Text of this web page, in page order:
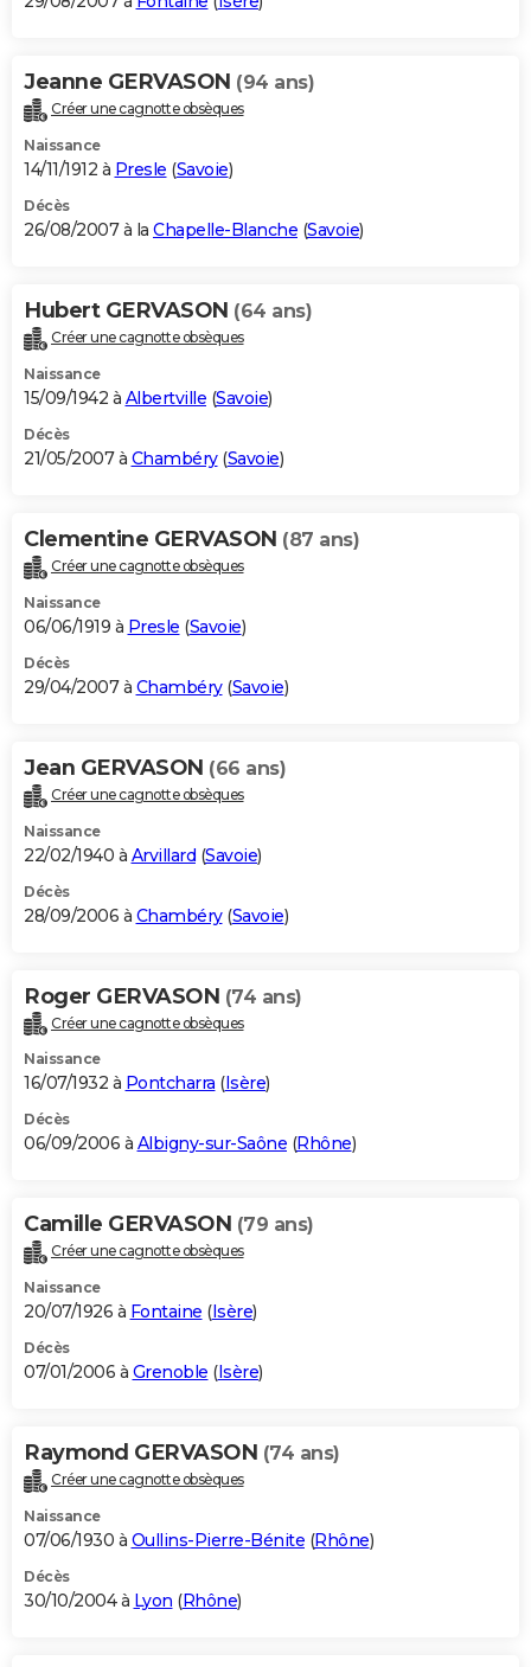
Jeanne GERVASON (94 ans)
Créer une cagnotte obsèques
Naissance
14/11/1912 à Presle (Savoie)
Décès
26/08/2007 à la Chapelle-Blanche (Savoie)
Hubert GERVASON (64 ans)
Créer une cagnotte obsèques
Naissance
15/09/1942 à Albertville (Savoie)
Décès
21/05/2007 à Chambéry(Savoie)
Clementine GERVASON (87 ans)
Créer une cagnotte obsèques
Naissance
06/06/1919 à Presle (Savoie)
Décès
29/04/2007 à Chambéry(Savoie)
Jean GERVASON (66 ans)
Créer une cagnotte obsèques
Naissance
22/02/1940 à Arvillard (Savoie)
Décès
28/09/2006 à Chambéry(Savoie)
Roger GERVASON (74 ans)
Créer une cagnotte obsèques
Naissance
16/07/1932 à Pontcharra (Isère)
Décès
06/09/2006 à Albigny-sur-Saône (Rhône)
Camille GERVASON (79 ans)
Créer une cagnotte obsèques
Naissance
20/07/1926 à Fontaine (Isère)
Décès
07/01/2006 à Grenoble (Isère)
Raymond GERVASON (74 ans)
Créer une cagnotte obsèques
Naissance
07/06/1930 à Oullins-Pierre-Bénite (Rhône)
Décès
30/10/2004 à Lyon (Rhône)